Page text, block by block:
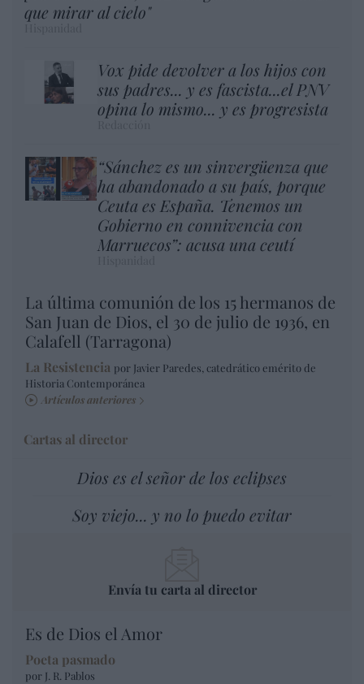
que mirar al cielo"
Vox pide devolver a los hijos con
sus padres... y es fascista...el PNV
opina lo mismo... y es progresista
“Sánchez es un sinvergüenza que
ha abandonado a su país, porque
Ceuta es España. Tenemos un
Gobierno en connivencia con
Marruecos”: acusa una ceutí
La última comunión de los 15 hermanos de
San Juan de Dios, el 30 de julio de 1936, en
Calafell (Tarragona)
La Resistencia por Javier Paredes, catedrático emérito de
Historia Contemporánea
Artículos anteriores
Cartas al director
Dios es el señor de los eclipses
Soy viejo... y no lo puedo evitar
Envía tu carta al director
Es de Dios el Amor
Poeta pasmado
por J. R. Pablos